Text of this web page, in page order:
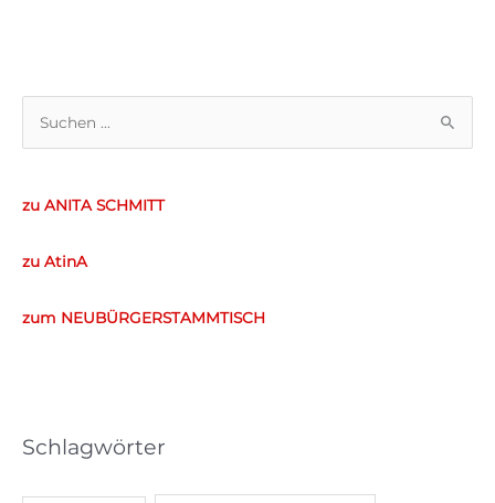
h
zu ANITA SCHMITT
zu AtinA
zum NEUBÜRGERSTAMMTISCH
Schlagwörter